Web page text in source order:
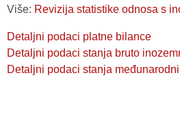
Više: Revizija statistike odnosa s
Detaljni podaci platne bilance
Detaljni podaci stanja bruto
Detaljni podaci stanja